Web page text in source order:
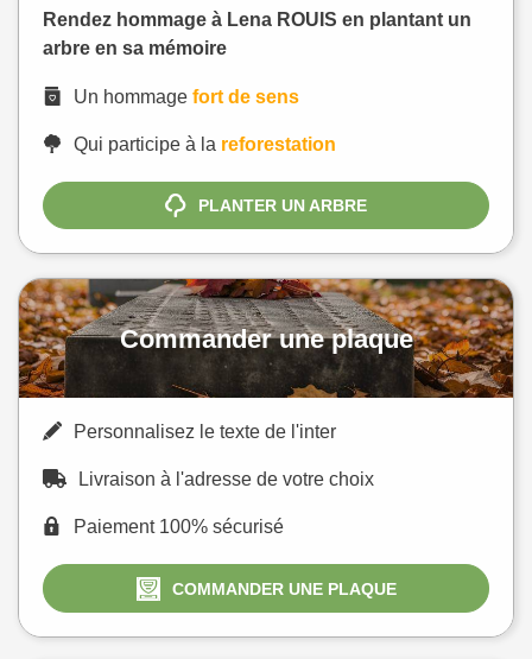
Rendez hommage à Lena ROUIS en plantant un
arbre en sa mémoire
Un hommage fort de sens
Qui participe à la reforestation
PLANTER UN ARBRE
Commander une plaque
Personnalisez le texte de l'inter
Livraison à l'adresse de votre choix
Paiement 100% sécurisé
COMMANDER UNE PLAQUE